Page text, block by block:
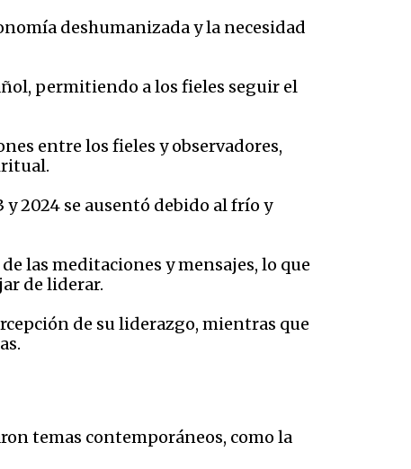
deshumanizada y la necesidad
permitiendo a los fieles seguir el
entre los fieles y observadores,
y 2024 se ausentó debido al frío y
las meditaciones y mensajes, lo que
de liderar.​
de su liderazgo, mientras que
temas contemporáneos, como la